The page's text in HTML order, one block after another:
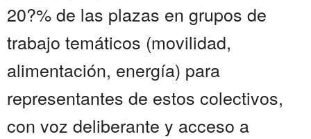
20?% de las plazas en grupos de
trabajo temáticos (movilidad,
alimentación, energía) para
representantes de estos colectivos,
con voz deliberante y acceso a